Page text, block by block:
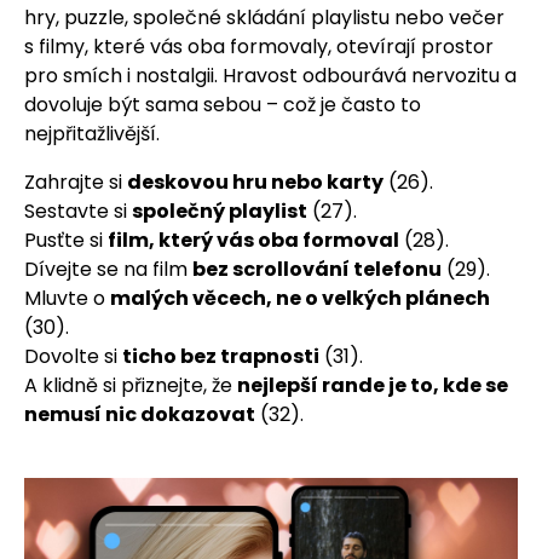
hry, puzzle, společné skládání playlistu nebo večer
s filmy, které vás oba formovaly, otevírají prostor
pro smích i nostalgii. Hravost odbourává nervozitu a
dovoluje být sama sebou – což je často to
nejpřitažlivější.
Zahrajte si deskovou hru nebo karty (26).
Sestavte sispolečný playlist (27).
Pusťte si film, který vás oba formoval (28).
Dívejte se na film bez scrollování telefonu (29).
Mluvte o malých věcech, ne o velkých plánech
(30).
Dovolte si ticho bez trapnosti (31).
A klidně si přiznejte, že nejlepší rande je to, kde se
nemusí nic dokazovat (32).